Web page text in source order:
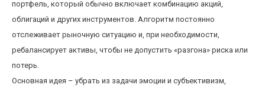
портфель, который обычно включает комбинацию акций,
облигаций и других инструментов. Алгоритм постоянно
отслеживает рыночную ситуацию и, при необходимости,
ребалансирует активы, чтобы не допустить «разгона» риска или
потерь.
Основная идея – убрать из задачи эмоции и субъективизм,